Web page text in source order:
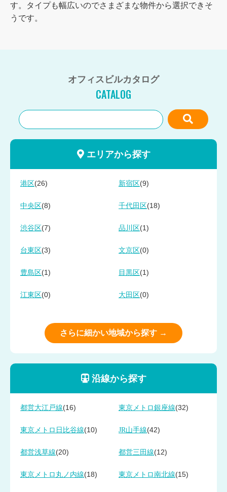
す。タイプも幅広いのでさまざまな物件から選択できそ
うです。
オフィスビルカタログ
CATALOG
エリアから探す
港区 (26) 新宿区 (9)
中央区 (8) 千代田区 (18)
渋谷区 (7) 品川区 (1)
台東区 (3) 文京区 (0)
豊島区 (1) 目黒区 (1)
江東区 (0) 大田区 (0)
さらに細かい地域から探す →
沿線から探す
都営大江戸線(16) 東京メトロ銀座線(32)
東京メトロ日比谷線(10) JR山手線(42)
都営浅草線(20) 都営三田線(12)
東京メトロ丸ノ内線(18) 東京メトロ南北線(15)